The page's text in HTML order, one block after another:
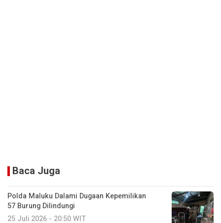
Baca Juga
Polda Maluku Dalami Dugaan Kepemilikan
57 Burung Dilindungi
25 Juli 2026 - 20:50 WIT